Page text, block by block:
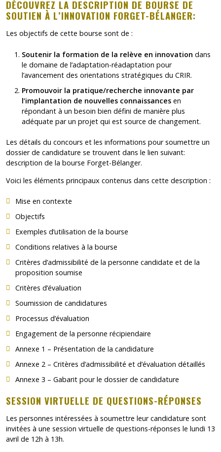
DÉCOUVREZ LA DESCRIPTION DE BOURSE DE
SOUTIEN À L’INNOVATION FORGET-BÉLANGER:
Les objectifs de cette bourse sont de :
Soutenir la formation de la relève en innovation dans
le domaine de l’adaptation-réadaptation pour
l’avancement des orientations stratégiques du CRIR.
Promouvoir la pratique/recherche innovante par
l’implantation de nouvelles connaissances en
répondant à un besoin bien défini de manière plus
adéquate par un projet qui est source de changement.
Les détails du concours et les informations pour soumettre un
dossier de candidature se trouvent dans le lien suivant:
description de la bourse Forget-Bélanger.
Voici les éléments principaux contenus dans cette description :
Mise en contexte
Objectifs
Exemples d’utilisation de la bourse
Conditions relatives à la bourse
Critères d’admissibilité de la personne candidate et de la
proposition soumise
Critères d’évaluation
Soumission de candidatures
Processus d’évaluation
Engagement de la personne récipiendaire
Annexe 1 – Présentation de la candidature
Annexe 2 – Critères d’admissibilité et d’évaluation détaillés
Annexe 3 – Gabarit pour le dossier de candidature
SESSION VIRTUELLE DE QUESTIONS-RÉPONSES
Les personnes intéressées à soumettre leur candidature sont
invitées à une session virtuelle de questions-réponses le lundi 13
avril de 12h à 13h.